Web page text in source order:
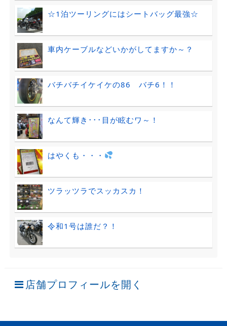
☆1泊ツーリングにはシートバッグ最強☆
車内ケーブルなどいかがしてますか～？
バチバチイケイケの86 バチ6！！
なんて輝き･･･目が眩むワ～！
はやくも・・・
ツラッツラでスッカスカ！
令和1号は誰だ？！
店舗プロフィールを開く